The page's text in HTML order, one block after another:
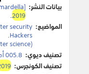
بيانات النشر: [Francesco Cammardella]
2019
.
المواضيع: security
Hackers
.
science)
تصنيف ديوي: 005.8 أمن البيانات.
تصنيف الكونجرس: